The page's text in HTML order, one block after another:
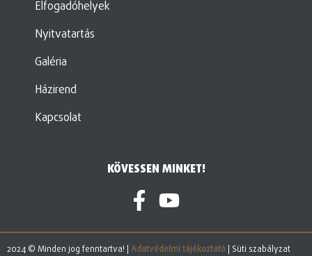
Elfogadóhelyek
Nyitvatartás
Galéria
Házirend
Kapcsolat
KÖVESSEN MINKET!
2024 © Minden jog fenntartva! | Adatvédelmi tájékoztató | Süti szabályzat